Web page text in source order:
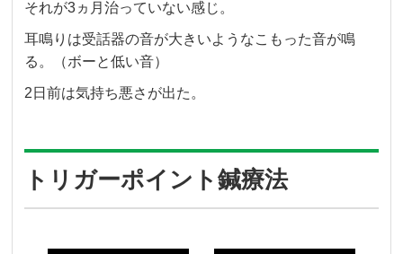
それが3ヵ月治っていない感じ。
耳鳴りは受話器の音が大きいようなこもった音が鳴
る。（ボーと低い音）
2日前は気持ち悪さが出た。
トリガーポイント鍼療法